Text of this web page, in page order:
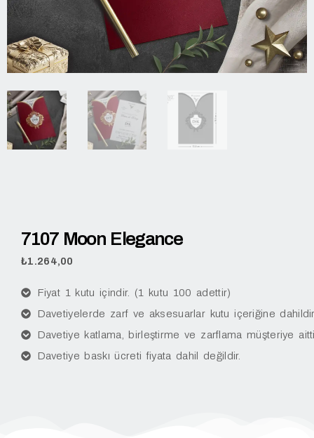
7107 Moon Elegance
₺1.264,00
Fiyat 1 kutu içindir. (1 kutu 100 adettir)
Davetiyelerde zarf ve aksesuarlar kutu içeriğine
Davetiye katlama, birleştirme ve zarflama müşteriye
Davetiye baskı ücreti fiyata dahil değildir.